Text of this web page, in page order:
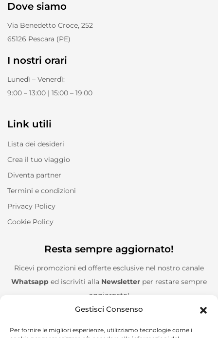
Gestisci Consenso
Per fornire le migliori esperienze, utilizziamo tecnologie come i
Dove siamo
Via Benedetto Croce, 252
65126 Pescara (PE)
I nostri orari
Lunedì – Venerdì:
9:00 – 13:00 | 15:00 – 19:00
Link utili
Lista dei desideri
Crea il tuo viaggio
Diventa partner
Termini e condizioni
Privacy Policy
Cookie Policy
Resta sempre aggiornato!
Ricevi promozioni ed offerte esclusive nel nostro canale
Whatsapp ed iscriviti alla Newsletter per restare sempre
aggiornato!